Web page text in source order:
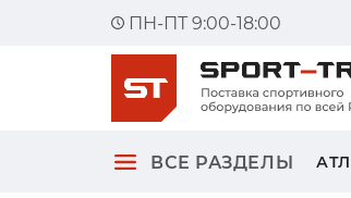
ПН-ПТ 9:00-18:00
ВСЕ РАЗДЕЛЫ